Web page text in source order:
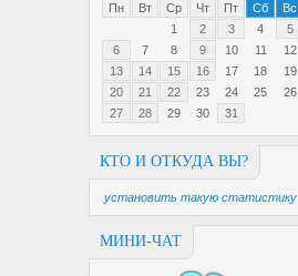
Пн Вт Ср Чт Пт Сб
Вс
1
2 3 4
5
6
7 8 9 10 11
12
13
14 15 16 17 18
19
20
21 22 23 24 25
26
27
28 29 30 31
КТО И ОТКУДА ВЫ?
установить такую статистику
МИНИ-ЧАТ